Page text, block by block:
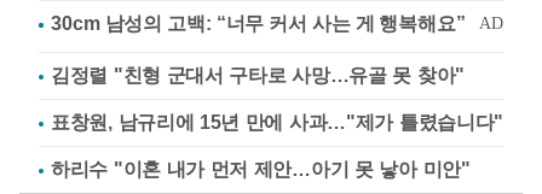
김정렬 "친형 군대서 구타로 사망…유골 못 찾아"
표창원, 남규리에 15년 만에 사과…"제가 틀렸습니다"
하리수 "이혼 내가 먼저 제안…아기 못 낳아 미안"